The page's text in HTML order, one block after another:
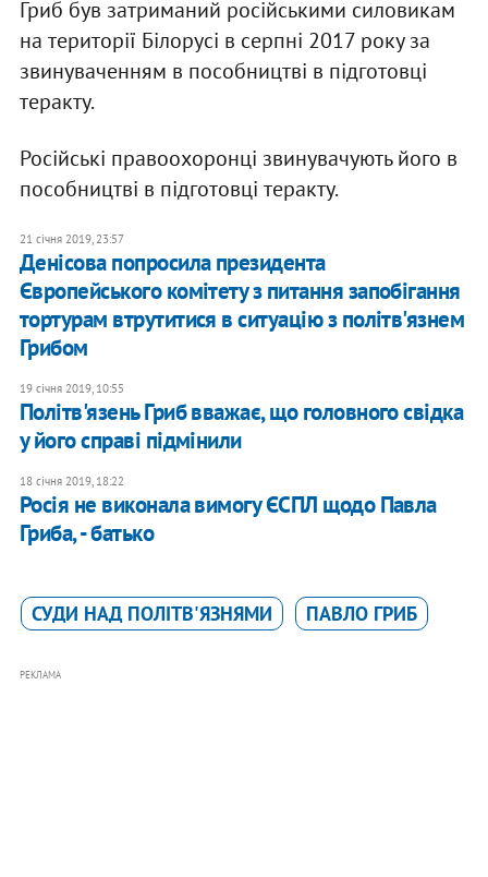
Гриб був затриманий російськими силовикам
на території Білорусі в серпні 2017 року за
звинуваченням в пособництві в підготовці
теракту.
Російські правоохоронці звинувачують його в
пособництві в підготовці теракту.
21 січня 2019, 23:57
Денісова попросила президента
Європейського комітету з питання запобігання
тортурам втрутитися в ситуацію з політв'язнем
Грибом
19 січня 2019, 10:55
Політв'язень Гриб вважає, що головного свідка
у його справі підмінили
18 січня 2019, 18:22
Росія не виконала вимогу ЄСПЛ щодо Павла
Гриба, - батько
СУДИ НАД ПОЛІТВ'ЯЗНЯМИ ПАВЛО ГРИБ
РЕКЛАМА